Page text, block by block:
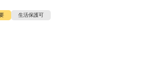
生活保護可